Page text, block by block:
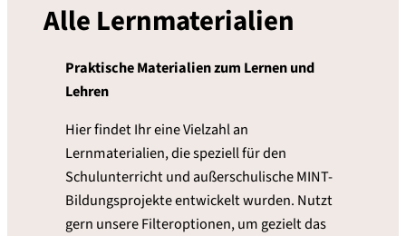
Alle Lernmaterialien
Praktische Materialien zum Lernen und
Lehren
Hier findet Ihr eine Vielzahl an
Lernmaterialien, die speziell für den
Schulunterricht und außerschulische MINT-
Bildungsprojekte entwickelt wurden. Nutzt
gern unsere Filteroptionen, um gezielt das